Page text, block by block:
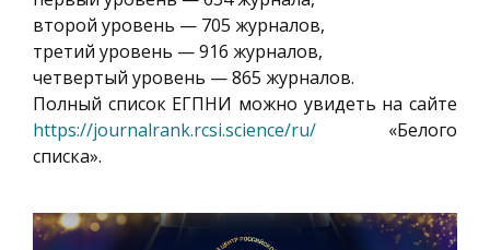
второй уровень — 705 журналов,
третий уровень — 916 журналов,
четвертый уровень — 865 журналов.
Полный список ЕГПНИ можно увидеть на сайте
https://journalrank.rcsi.science/ru/ «Белого
списка».